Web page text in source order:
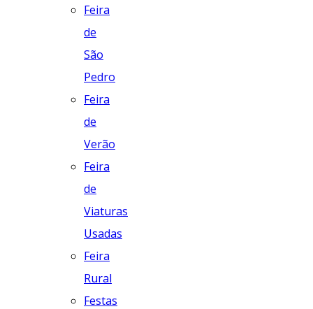
Feira
de
São
Pedro
Feira
de
Verão
Feira
de
Viaturas
Usadas
Feira
Rural
Festas